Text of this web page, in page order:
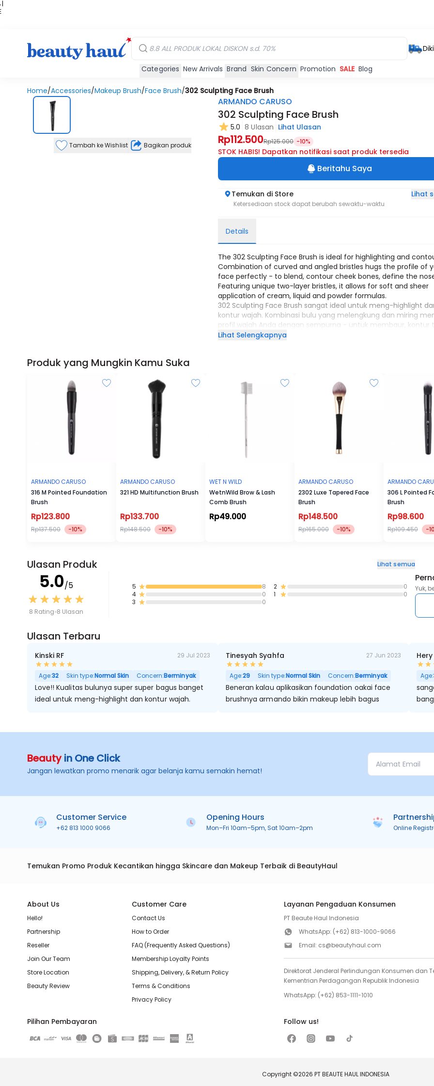
|
Categories New Arrivals Brand Skin Concern Promotion SALE Blog
Home/Accessories/Makeup Brush/Face Brush/302 Sculpting Face Brush
Tambah ke Wishlist Bagikan produk
ARMANDO CARUSO
302 Sculpting Face Brush
5.0 8 Ulasan Lihat Ulasan
Rp112.500Rp125.000 -10%
STOK HABIS! Dapatkan notifikasi saat produk tersedia
Beritahu Saya
Temukan di Store Lihat
Ketersediaan stock dapat berubah sewaktu-waktu
Details
The 302 Sculpting Face Brush is ideal for highlighting and
Combination of curved and angled bristles hugs the profile of
face perfectly - to blend, contour cheek bones, define the
Featuring unique two-layer bristles, it allows for soft and sheer
application of cream, liquid and powder formulas.
302 Sculpting Face Brush sangat ideal untuk meng-highlight
kontur wajah. Kombinasi bulu yang melengkung dan miring
profil wajah Anda dengan sempurna - untuk membaur, kontur
pipi dan mendefinisikan bentuk hidung. Menampilkan bulu dua
Armando Caruso makeup brushes are made with vegan friendly,
cruelty-free synthetic but soft and high quality bristles.
Lihat Selengkapnya
Produk yang Mungkin Kamu Suka
ARMANDO CARUSO
316 M Pointed Foundation
Brush
Rp123.800
Rp137.500 -10%
ARMANDO CARUSO
321 HD Multifunction Brush
Rp133.700
Rp148.500 -10%
WET N WILD
WetnWild Brow & Lash
Comb Brush
Rp49.000
ARMANDO CARUSO
2302 Luxe Tapered Face
Brush
Rp148.500
Rp165.000 -10%
ARMANDO
306 L Pointed
Brush
Rp98.600
Rp109.450 -
Ulasan Produk Lihat semua
5.0/5
8 Rating 8 Ulasan
5
8
4
0
3
0
2
0
1
0
Yuk,
Ulasan Terbaru
Kinski RF 29 Jul 2023
Age:32 Skin type:Normal Skin Concern:Berminyak
Love!! Kualitas bulunya super super bagus banget
ideal untuk meng-highlight dan kontur wajah.
Tinesyah Syahfa 27 Jun 2023
Age:29 Skin type:Normal Skin Concern:Berminyak
Beneran kalau aplikasikan foundation oakai face
brushnya armando bikin makeup lebih bagus
Age:
Beautyin One Click
Jangan lewatkan promo menarik agar belanja kamu semakin hemat!
Customer Service
+62 813 1000 9066
Opening Hours
Mon–Fri 10am–5pm, Sat 10am–2pm Online
Temukan Promo Produk Kecantikan hingga Skincare dan Makeup Terbaik di BeautyHaul
About Us
Hello!
Partnership
Reseller
Join Our Team
Store Location
Beauty Review
Customer Care
Contact Us
How to Order
FAQ (Frequently Asked Questions)
Membership Loyalty Points
Shipping, Delivery, & Return Policy
Terms & Conditions
Privacy Policy
Layanan Pengaduan Konsumen
PT Beaute Haul Indonesia
WhatsApp: (+62) 813-1000-9066
Email: cs@beautyhaul.com
Direktorat Jenderal Perlindungan Konsumen dan
Kementrian Perdagangan Republik Indonesia
WhatsApp: (+62) 853-1111-1010
Pilihan Pembayaran Follow us!
Copyright ©2026 PT BEAUTE HAUL INDONESIA